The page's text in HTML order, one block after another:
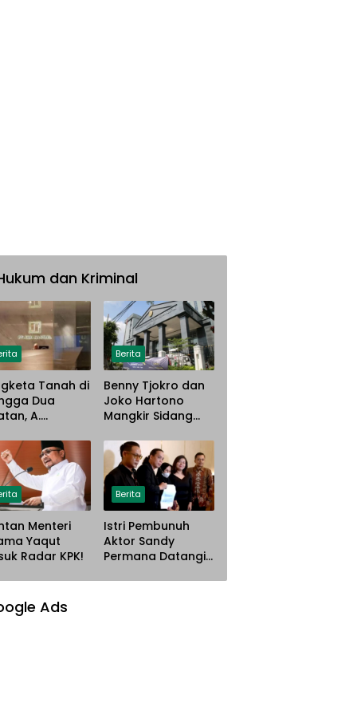
dan Kriminal
Tanah di
Dua
A.
Steel Atas
Berita
Benny Tjokro dan
Joko Hartono
Mangkir Sidang
Terancam
Dijemput Paksa
Menteri
Yaqut
Radar KPK!
Berita
Istri Pembunuh
Aktor Sandy
Permana Datangi
Mau Meminta
Ads